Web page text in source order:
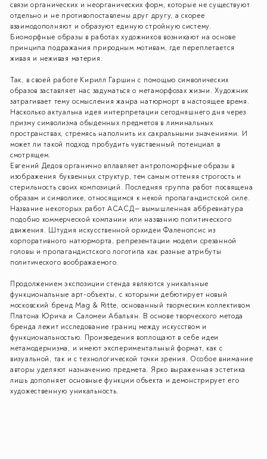
связи органических и неорганических форм, которые не существуют
отдельно и не противопоставлены друг другу, а скорее
взаимодополняют и образуют единую стройную систему.
Биоморфные образы в работах художников возникают на основе
принципа подражания природным мотивам, где переплетается
живая и неживая материя.
Так, в своей работе Кирилл Гаршин с помощью символических
образов заставляет нас задуматься о метаморфозах жизни. Художник
затрагивает тему осмысления жанра натюрморт в настоящее время.
Насколько актуальна идея интерпретации сегодняшнего дня через
призму символизма обыденных предметов в лиминальных
пространствах, стремясь наполнить их сакральными значениями. И
может ли такой подход пробудить чувственный потенциал в
смотрящем.
Евгений Дедов органично вплавляет антропоморфные образы в
изображения буквенных структур, тем самым оттеняя строгость и
стерильность своих композиций. Последняя группа работ посвящена
образам и символике, относящимся к некой пропагандистской силе.
Название некоторых работ АСАСД— вымышленная аббревиатура
подобно коммерческой компании или названию политического
движения. Штудия искусственной орхидеи Фаленопсис из
корпоративного натюрморта, репрезентации модели срезанной
головы и пропагандистского логотипа как разные атрибуты
политического воображаемого.
Продолжением экспозиции стенда являются уникальные
функциональные арт-объекты, с которыми дебютирует новый
московский бренд Mag & Ritte, основанный творческим коллективом
Платона Юрича и Саломеи Абальян. В основе творческого метода
бренда лежит исследование границ между искусством и
функциональностью. Произведения воплощают в себе идеи
метамодернизма, и имеют экспериментальный формат, как с
визуальной, так и с технологической точки зрения. Особое внимание
авторы уделяют назначению предмета. Ярко выраженная эстетика
лишь дополняет основные функции объекта и демонстрирует его
художественную уникальность.